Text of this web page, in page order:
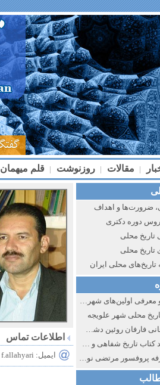
| مقالات | روزنوشت | قلم میهمان
ضرورت‌ها و اهداف
دوره دکتری
تاریخ محلی
تاریخ محلی
تاریخ‌های محلی ایران
شناسایی و معرفی اولین‌های شهر مشهد
محلی شهر علویجه
بناهای ایلخانی فارفان روئین دشت اصفهان
گزارش نقد کتاب تاریخ شفاهی و جایگاه آن در تاریخ نگاری معاصر ایران ۱۳۸۵-۱۳۵۸
جلسه معارفه پروفسور مرتضی نورائی در دپارتمان شرق‌شناسی دانشگاه صوفیا، بلغارستان
اطلاعات تماس
ایمیل: f.allahyari